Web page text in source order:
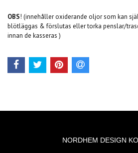
OBS! (innehåller oxiderande oljor som kan
blötläggas & förslutas eller torka penslar/
innan de kasseras )
NORDHEM DESIGN